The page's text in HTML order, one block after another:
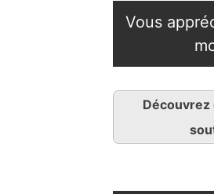
Vous
Découvrez